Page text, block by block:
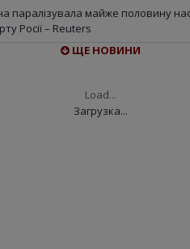
паралізувала майже половину
Росії – Reuters
ЩЕ НОВИНИ
Load...
Загрузка...